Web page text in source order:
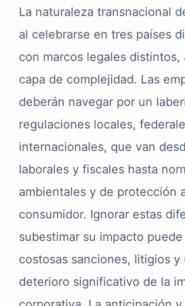
La naturaleza transnacional
al celebrarse en tres países
con marcos legales distintos,
capa de complejidad. Las
deberán navegar por un
regulaciones locales,
internacionales, que van
laborales y fiscales hasta
ambientales y de protección
consumidor. Ignorar estas
subestimar su impacto
costosas sanciones, litigios y
deterioro significativo de la